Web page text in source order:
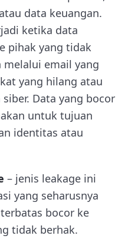
data keuangan.
ketika data
pihak yang tidak
melalui email yang
yang hilang atau
Data yang bocor
untuk tujuan
identitas atau
– jenis leakage ini
yang seharusnya
bocor ke
tidak berhak.